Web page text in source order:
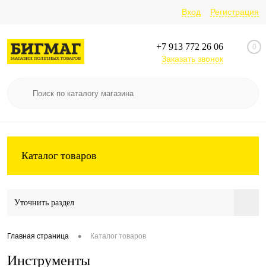
Вход Регистрация
+7 913 772 26 06
Заказать звонок
0
Каталог товаров
Уточнить раздел
Главная страница • Каталог товаров
Инструменты